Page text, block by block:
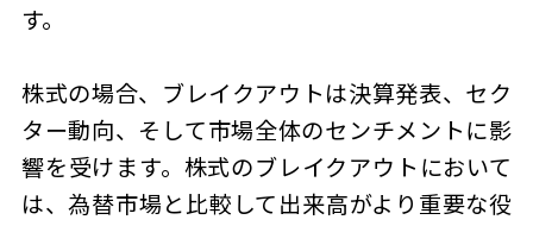
す。
株式の場合、ブレイクアウトは決算発表、セク
ター動向、そして市場全体のセンチメントに影
響を受けます。株式のブレイクアウトにおいて
は、為替市場と比較して出来高がより重要な役